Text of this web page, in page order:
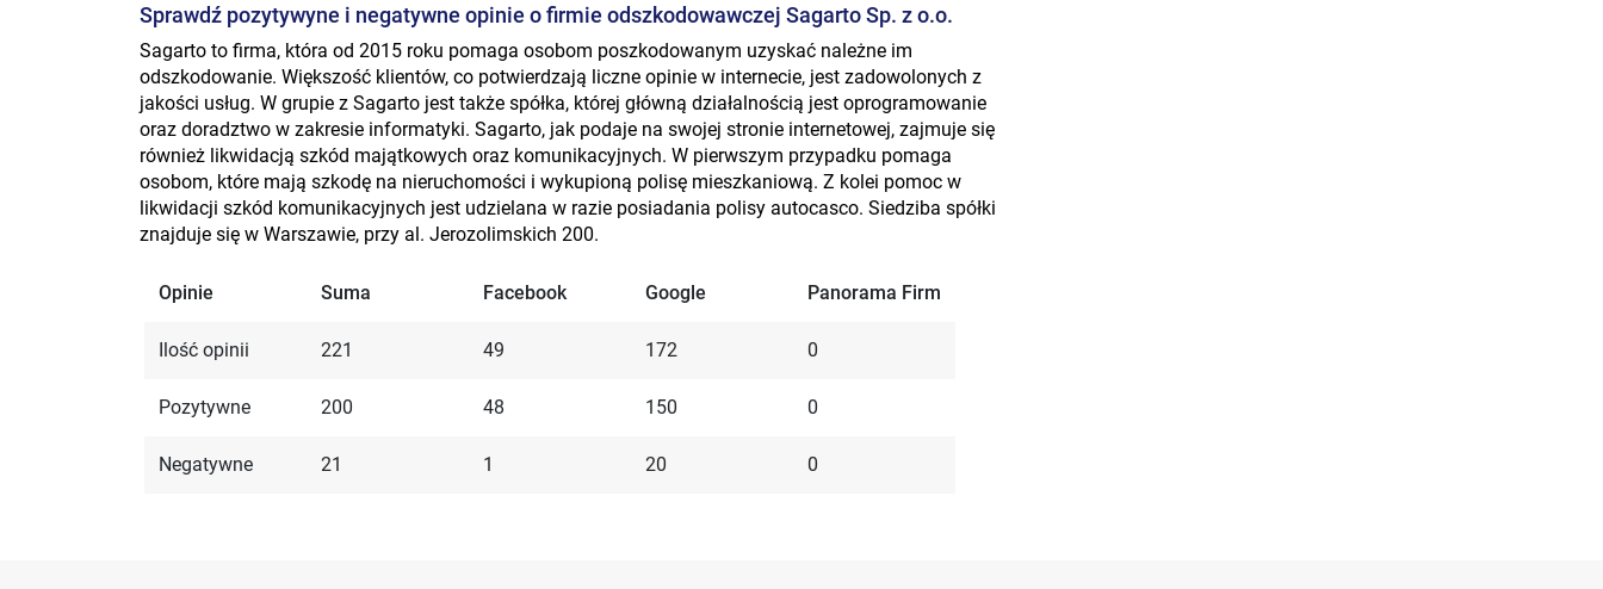
Sprawdź pozytywyne i negatywne opinie o firmie odszkodowawczej Sagarto Sp. z o.o.
Sagarto to firma, która od 2015 roku pomaga osobom poszkodowanym uzyskać należne im
odszkodowanie. Większość klientów, co potwierdzają liczne opinie w internecie, jest zadowolonych z
jakości usług. W grupie z Sagarto jest także spółka, której główną działalnością jest oprogramowanie
oraz doradztwo w zakresie informatyki. Sagarto, jak podaje na swojej stronie internetowej, zajmuje się
również likwidacją szkód majątkowych oraz komunikacyjnych. W pierwszym przypadku pomaga
osobom, które mają szkodę na nieruchomości i wykupioną polisę mieszkaniową. Z kolei pomoc w
likwidacji szkód komunikacyjnych jest udzielana w razie posiadania polisy autocasco. Siedziba spółki
znajduje się w Warszawie, przy al. Jerozolimskich 200.
Opinie Suma Facebook Google Panorama Firm
Ilość opinii 221 49 172 0
Pozytywne 200 48 150 0
Negatywne 21 1 20 0